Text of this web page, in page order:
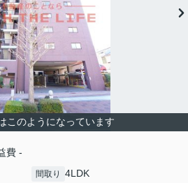
このようになっています
費 -
間取り 4LDK